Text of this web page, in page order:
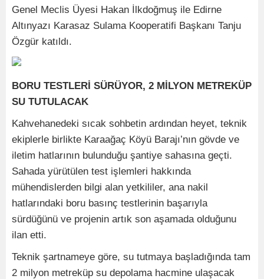
Genel Meclis Üyesi Hakan İlkdoğmuş ile Edirne
Altınyazı Karasaz Sulama Kooperatifi Başkanı Tanju
Özgür katıldı.
BORU TESTLERİ SÜRÜYOR, 2 MİLYON METREKÜP
SU TUTULACAK
Kahvehanedeki sıcak sohbetin ardından heyet, teknik
ekiplerle birlikte Karaağaç Köyü Barajı’nın gövde ve
iletim hatlarının bulunduğu şantiye sahasına geçti.
Sahada yürütülen test işlemleri hakkında
mühendislerden bilgi alan yetkililer, ana nakil
hatlarındaki boru basınç testlerinin başarıyla
sürdüğünü ve projenin artık son aşamada olduğunu
ilan etti.
Teknik şartnameye göre, su tutmaya başladığında tam
2 milyon metreküp su depolama hacmine ulaşacak